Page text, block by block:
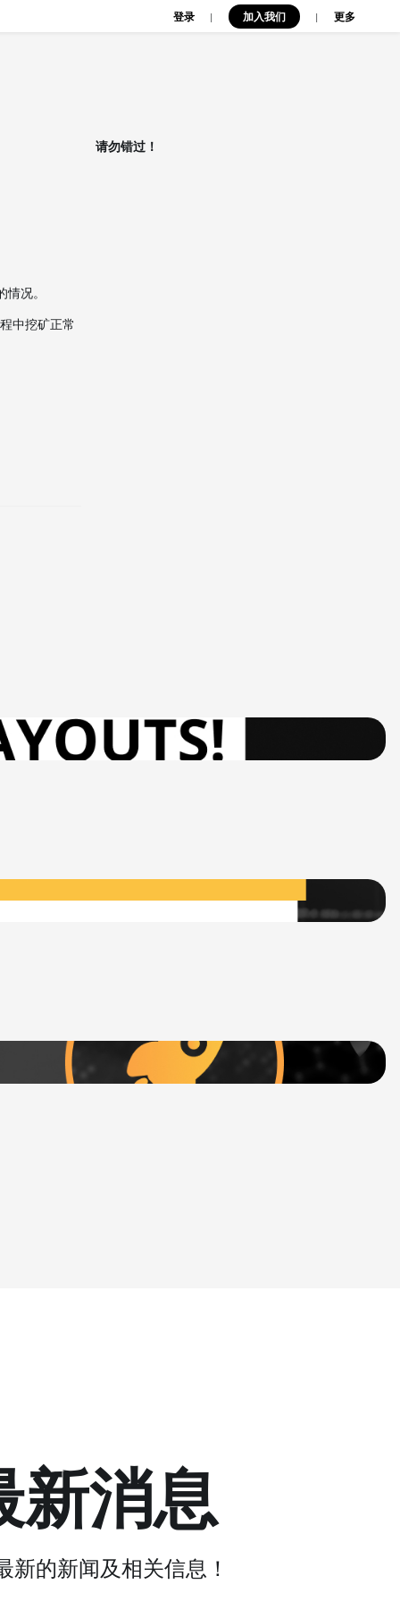
登录 | 加入我们 | 更多
况。
中挖矿正常
请勿错过！
新消息
的新闻及相关信息！